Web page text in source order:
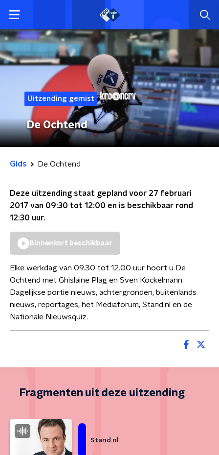
Uitzending gemist
De Ochtend
Gids De Ochtend
Deze uitzending staat gepland voor 27 februari
2017 van 09:30 tot 12:00 en is beschikbaar rond
12:30 uur.
Binnenkort beschikbaar
Elke werkdag van 09.30 tot 12.00 uur hoort u De
Ochtend met Ghislaine Plag en Sven Kockelmann.
Dagelijkse portie nieuws, achtergronden, buitenlands
nieuws, reportages, het Mediaforum, Stand.nl en de
Nationale Nieuwsquiz.
Fragmenten uit deze uitzending
Stand.nl